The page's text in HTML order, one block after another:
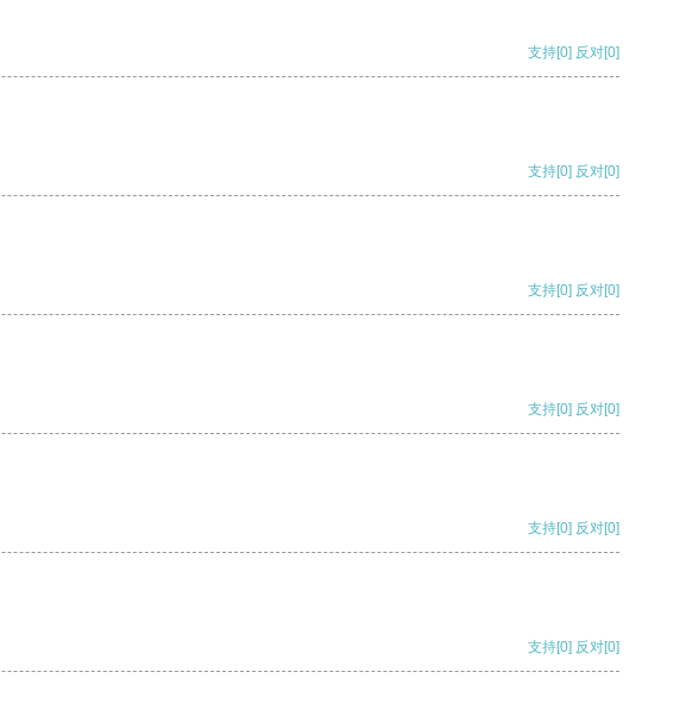
支持[0] 反对[0]
支持[0] 反对[0]
支持[0] 反对[0]
支持[0] 反对[0]
支持[0] 反对[0]
支持[0] 反对[0]